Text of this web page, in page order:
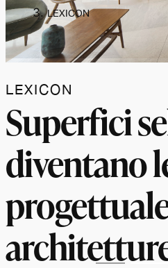
LEXICON
LEXICON
Superfici
diventano